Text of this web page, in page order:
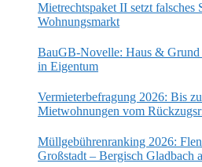
Mietrechtspaket II setzt falsches
Wohnungsmarkt
BauGB-Novelle: Haus &
in Eigentum
Vermieterbefragung 2026: Bis
Mietwohnungen vom
Müllgebührenranking 2026:
Großstadt – Bergisch Gladbach